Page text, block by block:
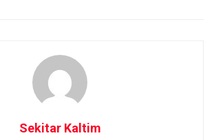
Sekitar Kaltim